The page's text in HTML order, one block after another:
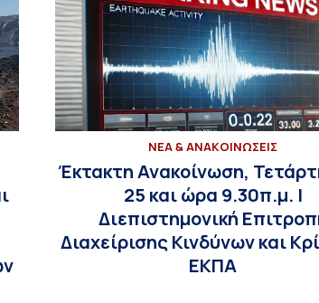
ΝΕΑ & ΑΝΑΚΟΙΝΩΣΕΙΣ
Έκτακτη Ανακοίνωση,
25 και ώρα 9.30π.μ. |
Διεπιστημονική
Διαχείρισης Κινδύνων και
ΕΚΠΑ